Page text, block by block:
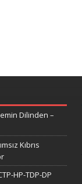
Dilinden –
Kıbrıs
HP-TDP-DP